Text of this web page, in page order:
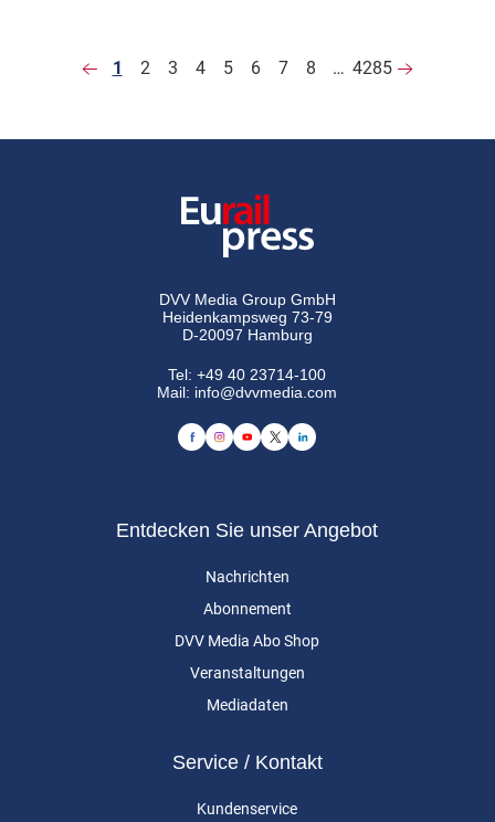
1 2 3 4 5 6 7 8 … 4285
DVV Media Group GmbH
Heidenkampsweg 73-79
D-20097 Hamburg
Tel:+49 40 23714-100
Mail: info@dvvmedia.com
Entdecken Sie unser Angebot
Nachrichten
Abonnement
DVV Media Abo Shop
Veranstaltungen
Mediadaten
Service / Kontakt
Kundenservice